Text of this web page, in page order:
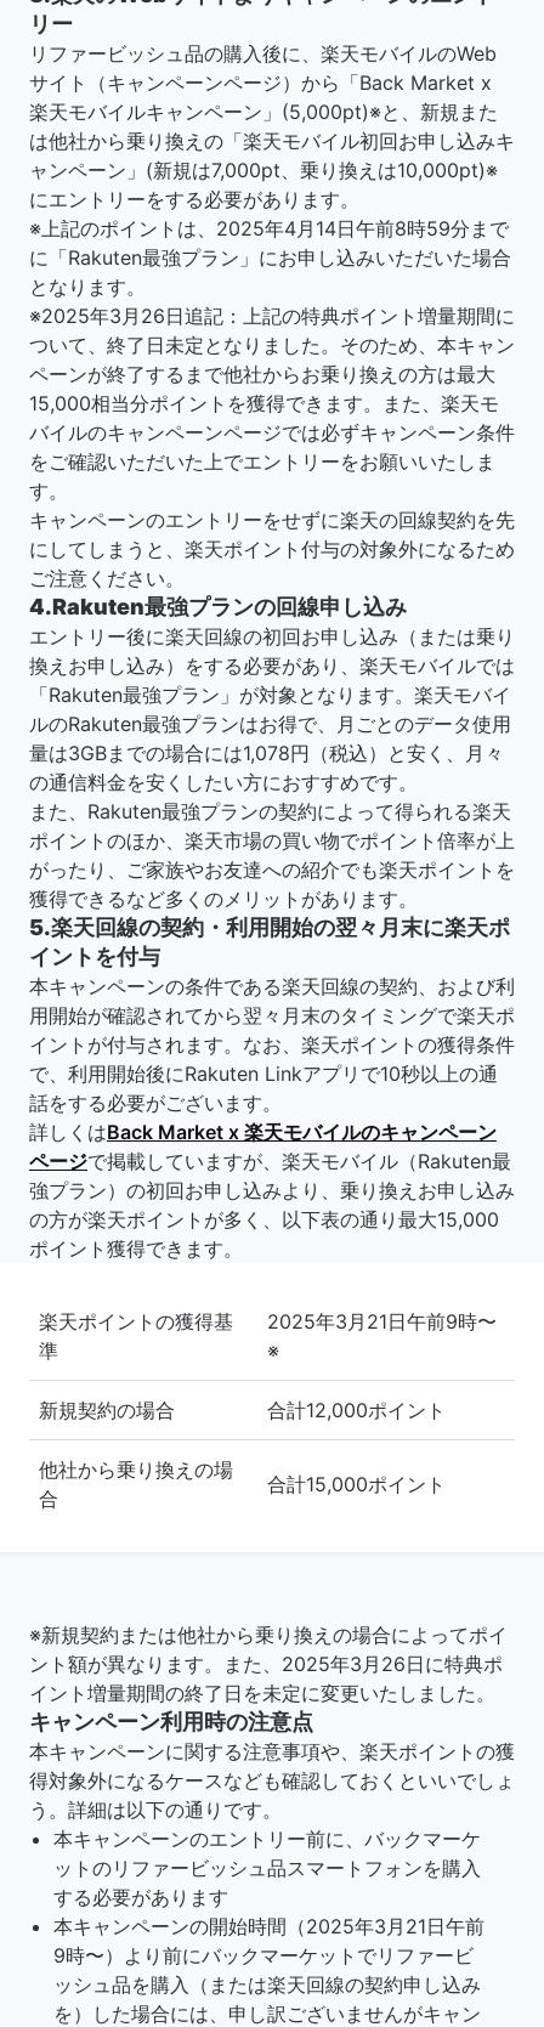
リー
リファービッシュ品の購入後に、楽天モバイルのWeb
サイト（キャンペーンページ）から「Back Market x
楽天モバイルキャンペーン」(5,000pt)※と、新規また
は他社から乗り換えの「楽天モバイル初回お申し込みキ
ャンペーン」(新規は7,000pt、乗り換えは10,000pt)※
にエントリーをする必要があります。
※上記のポイントは、2025年4月14日午前8時59分まで
に「Rakuten最強プラン」にお申し込みいただいた場合
となります。
※2025年3月26日追記：上記の特典ポイント増量期間に
ついて、終了日未定となりました。そのため、本キャン
ペーンが終了するまで他社からお乗り換えの方は最大
15,000相当分ポイントを獲得できます。また、楽天モ
バイルのキャンペーンページでは必ずキャンペーン条件
をご確認いただいた上でエントリーをお願いいたしま
す。
キャンペーンのエントリーをせずに楽天の回線契約を先
にしてしまうと、楽天ポイント付与の対象外になるため
ご注意ください。
4.Rakuten最強プランの回線申し込み
エントリー後に楽天回線の初回お申し込み（または乗り
換えお申し込み）をする必要があり、楽天モバイルでは
「Rakuten最強プラン」が対象となります。楽天モバイ
ルのRakuten最強プランはお得で、月ごとのデータ使用
量は3GBまでの場合には1,078円（税込）と安く、月々
の通信料金を安くしたい方におすすめです。
また、Rakuten最強プランの契約によって得られる楽天
ポイントのほか、楽天市場の買い物でポイント倍率が上
がったり、ご家族やお友達への紹介でも楽天ポイントを
獲得できるなど多くのメリットがあります。
5.楽天回線の契約・利用開始の翌々月末に楽天ポ
イントを付与
本キャンペーンの条件である楽天回線の契約、および利
用開始が確認されてから翌々月末のタイミングで楽天ポ
イントが付与されます。なお、楽天ポイントの獲得条件
で、利用開始後にRakuten Linkアプリで10秒以上の通
話をする必要がございます。
詳しくはBack Market x 楽天モバイルのキャンペーン
ページで掲載していますが、楽天モバイル（Rakuten最
強プラン）の初回お申し込みより、乗り換えお申し込み
の方が楽天ポイントが多く、以下表の通り最大15,000
ポイント獲得できます。
楽天ポイントの獲得基
準
2025年3月21日午前9時〜
※
新規契約の場合 合計12,000ポイント
他社から乗り換えの場
合
合計15,000ポイント
※新規契約または他社から乗り換えの場合によってポイ
ント額が異なります。また、2025年3月26日に特典ポ
イント増量期間の終了日を未定に変更いたしました。
キャンペーン利用時の注意点
本キャンペーンに関する注意事項や、楽天ポイントの獲
得対象外になるケースなども確認しておくといいでしょ
う。詳細は以下の通りです。
本キャンペーンのエントリー前に、バックマーケ
ットのリファービッシュ品スマートフォンを購入
する必要があります
本キャンペーンの開始時間（2025年3月21日午前
9時〜）より前にバックマーケットでリファービ
ッシュ品を購入（または楽天回線の契約申し込み
を）した場合には、申し訳ございませんがキャン